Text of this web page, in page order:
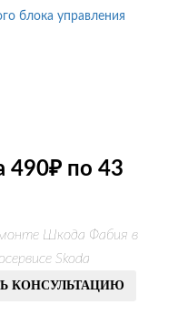
блока управления
по 43
Шкода Фабия в
Skoda
КОНСУЛЬТАЦИЮ